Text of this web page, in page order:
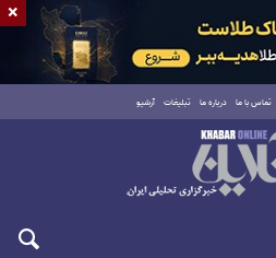
تماس با ما درباره ما تبلیغات آرشیو
×